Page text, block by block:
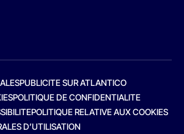
PUBLICITE SUR ATLANTICO
POLITIQUE DE CONFIDENTIALITE
POLITIQUE RELATIVE AUX COOKIES
D’UTILISATION